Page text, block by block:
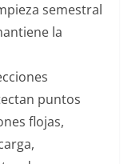
semestral
la
puntos
flojas,